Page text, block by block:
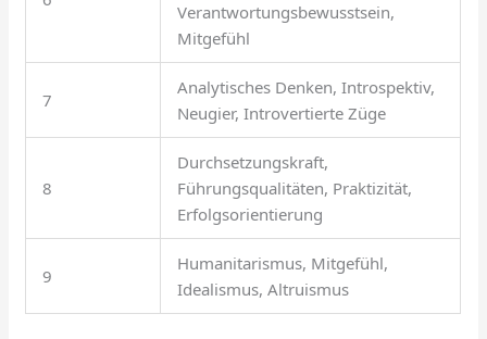
Verantwortungsbewusstsein,
Mitgefühl
7
Analytisches Denken, Introspektiv,
Neugier, Introvertierte Züge
8
Durchsetzungskraft,
Führungsqualitäten, Praktizität,
Erfolgsorientierung
9
Humanitarismus, Mitgefühl,
Idealismus, Altruismus